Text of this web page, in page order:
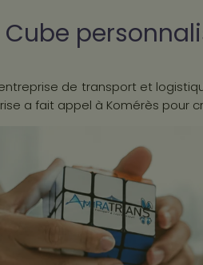
Cube
de transport et
a fait appel à Komérès pour